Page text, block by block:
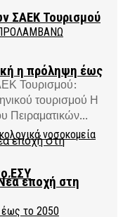
η πρόληψη έως
ΕΣΥ
ΣΑΕΚ Τουρισμού
Τουρισμού:
τουρισμού Η
Πειραματικών...
εποχή στη